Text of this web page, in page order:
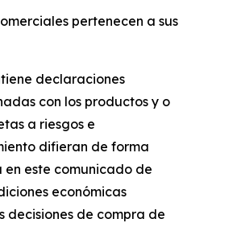
pertenecen a sus
declaraciones
con los productos y o
a riesgos e
difieran de forma
este comunicado de
económicas
decisiones de compra de